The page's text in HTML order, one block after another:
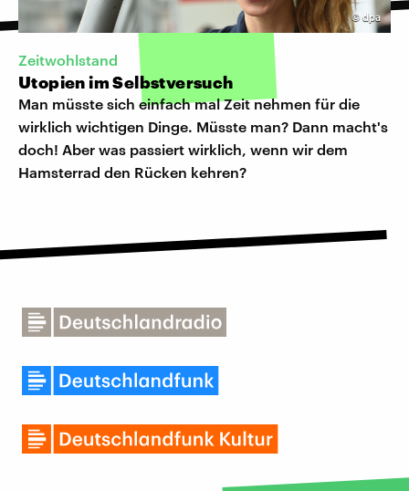
© dpa
Zeitwohlstand
Utopien im Selbstversuch
Man müsste sich einfach mal Zeit nehmen für die
wirklich wichtigen Dinge. Müsste man? Dann macht's
doch! Aber was passiert wirklich, wenn wir dem
Hamsterrad den Rücken kehren?